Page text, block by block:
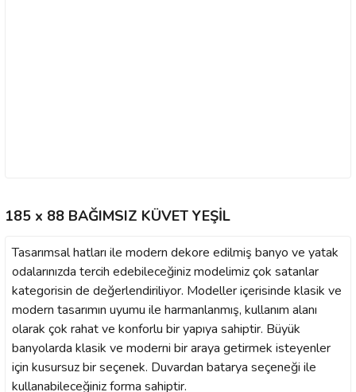
185 x 88 BAĞIMSIZ KÜVET YEŞİL
Tasarımsal hatları ile modern dekore edilmiş banyo ve yatak
odalarınızda tercih edebileceğiniz modelimiz çok satanlar
kategorisin de değerlendiriliyor. Modeller içerisinde klasik ve
modern tasarımın uyumu ile harmanlanmış, kullanım alanı
olarak çok rahat ve konforlu bir yapıya sahiptir. Büyük
banyolarda klasik ve moderni bir araya getirmek isteyenler
için kusursuz bir seçenek. Duvardan batarya seçeneği ile
kullanabileceğiniz forma sahiptir.